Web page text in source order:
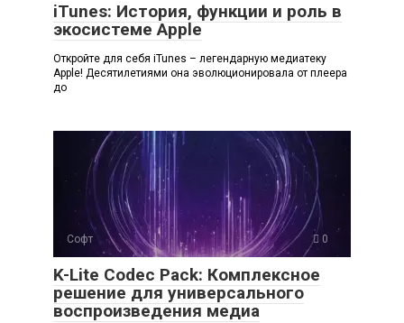
iTunes: История, функции и роль в
экосистеме Apple
Откройте для себя iTunes – легендарную медиатеку
Apple! Десятилетиями она эволюционировала от плеера
до
Софт 0
K-Lite Codec Pack: Комплексное
решение для универсального
воспроизведения медиа